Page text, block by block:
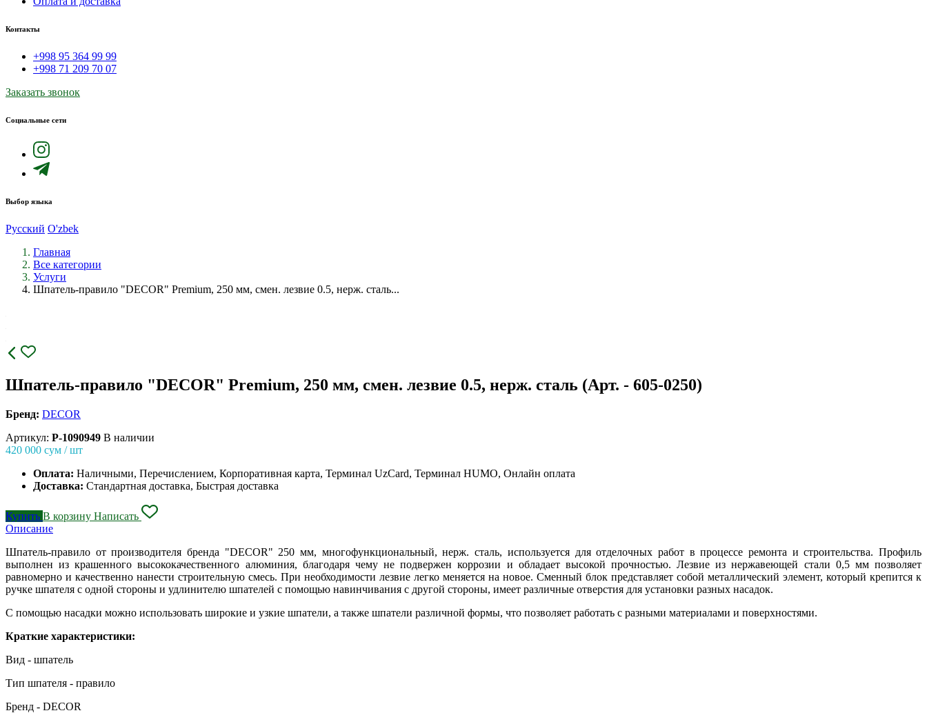
Контакты
+998 95 364 99 99
+998 71 209 70 07
Заказать звонок
Социальные сети
Выбор языка
Русский O'zbek
Главная
Все категории
Услуги
Шпатель-правило "DECOR" Рremium, 250 мм, смен. лезвие 0.5, нерж. сталь...
Шпатель-правило "DECOR" Рremium, 250 мм, смен. лезвие 0.5, нерж. сталь (Арт. - 605-0250)
Бренд: DECOR
Артикул: P-1090949 В наличии
420 000 сум / шт
Оплата: Наличными, Перечислением, Корпоративная карта, Терминал UzCard, Терминал HUMO, Онлайн оплата
Доставка: Стандартная доставка, Быстрая доставка
Купить В корзину Написать
Описание
Шпатель-правило от производителя бренда "DECOR" 250 мм, многофункциональный, нерж. сталь, используется для отделочных работ в процессе ремонта и строительства. Профиль
выполнен из крашенного высококачественного алюминия, благодаря чему не подвержен коррозии и обладает высокой прочностью. Лезвие из нержавеющей стали 0,5 мм позволяет
равномерно и качественно нанести строительную смесь. При необходимости лезвие легко меняется на новое. Сменный блок представляет собой металлический элемент, который крепится к
ручке шпателя с одной стороны и удлинителю шпателей с помощью навинчивания с другой стороны, имеет различные отверстия для установки разных насадок.
С помощью насадки можно использовать широкие и узкие шпатели, а также шпатели различной формы, что позволяет работать с разными материалами и поверхностями.
Краткие характеристики:
Вид - шпатель
Тип шпателя - правило
Бренд - DECOR